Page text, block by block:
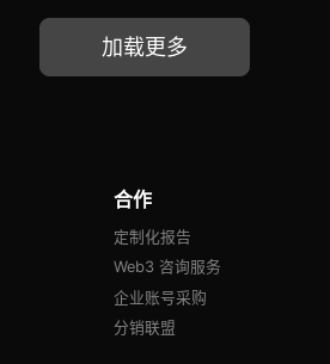
加载更多
合作
定制化报告
Web3 咨询服务
企业账号采购
分销联盟